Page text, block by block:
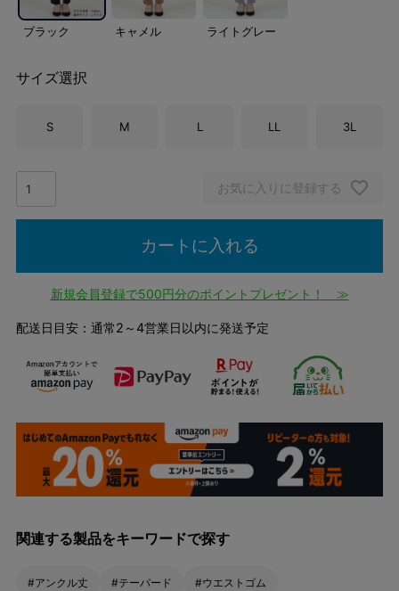
ブラック キャメル ライトグレー
サイズ選択
S M L LL 3L
お気に入りに登録する
カートに入れる
新規会員登録で500円分のポイントプレゼント！ ≫
配送日目安：通常2～4営業日以内に発送予定
関連する製品をキーワードで探す
#アンクル丈 #テーパード #ウエストゴム